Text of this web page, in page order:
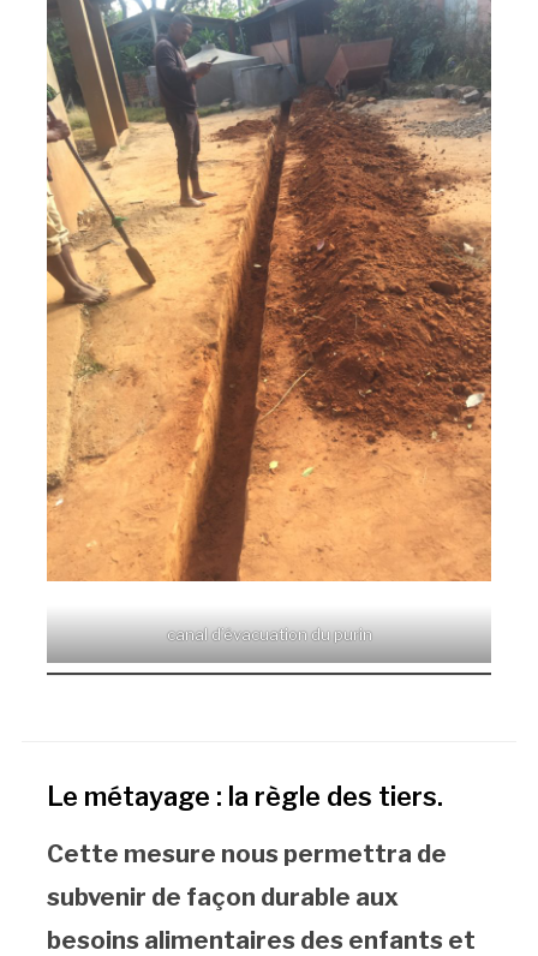
canal d’évacuation du purin
Le métayage : la règle des tiers.
Cette mesure nous permettra de
subvenir de façon durable aux
besoins alimentaires des enfants et